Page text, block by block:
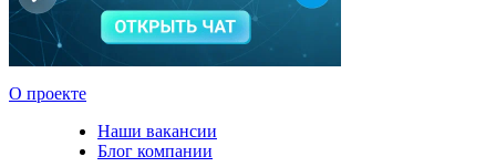
О проекте
Наши вакансии
Блог компании